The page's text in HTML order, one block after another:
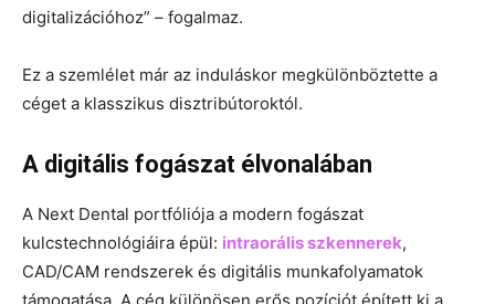
digitalizációhoz” – fogalmaz.
Ez a szemlélet már az induláskor megkülönböztette a
céget a klasszikus disztribútoroktól.
A digitális fogászat élvonalában
A Next Dental portfóliója a modern fogászat
kulcstechnológiáira épül: intraorális szkennerek,
CAD/CAM rendszerek és digitális munkafolyamatok